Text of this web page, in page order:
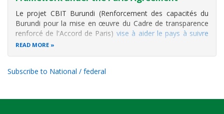
Le projet CBIT Burundi (Renforcement des capacités du
Burundi pour la mise en œuvre du Cadre de transparence
renforcé de l'Accord de Paris) vise à aider le pays à suivre
ses progrès climatiques
READ MORE
Subscribe to National / federal